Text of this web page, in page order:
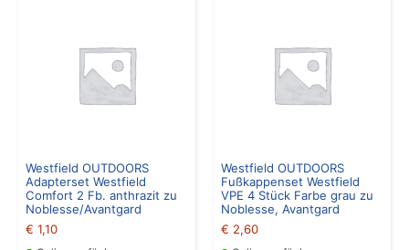
Westfield OUTDOORS
Adapterset Westfield
Comfort 2 Fb. anthrazit zu
Noblesse/Avantgard
€ 1,10
Westfield OUTDOORS
Fußkappenset Westfield
VPE 4 Stück Farbe grau zu
Noblesse, Avantgard
€ 2,60